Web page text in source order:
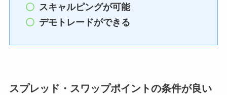
スキャルピングが可能
デモトレードができる
スプレッド・スワップポイントの条件が良い